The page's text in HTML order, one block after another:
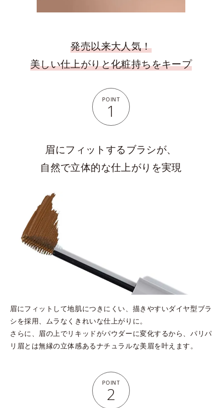
発売以来大人気！
美しい仕上がりと化粧持ちをキープ
POINT
1
眉にフィットするブラシが、
自然で立体的な仕上がりを実現
眉にフィットして地肌につきにくい、描きやすいダイヤ型ブラ
シを採用、ムラなくきれいな仕上がりに。
さらに、眉の上でリキッドがパウダーに変化するから、パリパ
リ眉とは無縁の立体感あるナチュラルな美眉を叶えます。
POINT
2